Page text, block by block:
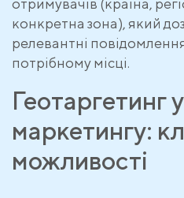
отримувачів (країна,
конкретна зона), який
релевантні
потрібному місці.
Геотаргетинг
маркетингу:
можливості